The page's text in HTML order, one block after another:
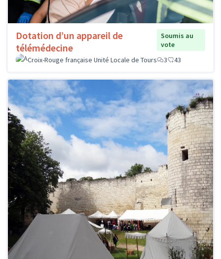
Dotation d’un appareil de
télémédecine
Soumis au
vote
Croix-Rouge française Unité Locale de Tours
3 43